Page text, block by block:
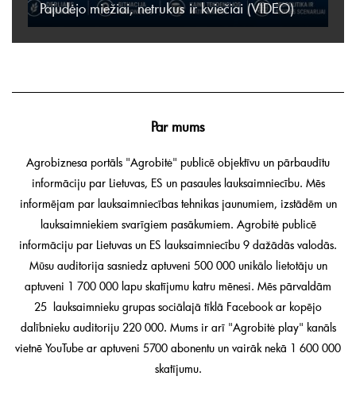
Pajudėjo miežiai, netrukus ir kviečiai (VIDEO)
Par mums
Agrobiznesa portāls "Agrobitė" publicē objektīvu un pārbaudītu
informāciju par Lietuvas, ES un pasaules lauksaimniecību. Mēs
informējam par lauksaimniecības tehnikas jaunumiem, izstādēm un
lauksaimniekiem svarīgiem pasākumiem. Agrobitė publicē
informāciju par Lietuvas un ES lauksaimniecību 9 dažādās valodās.
Mūsu auditorija sasniedz aptuveni 500 000 unikālo lietotāju un
aptuveni 1 700 000 lapu skatījumu katru mēnesi. Mēs pārvaldām
25 lauksaimnieku grupas sociālajā tīklā Facebook ar kopējo
dalībnieku auditoriju 220 000. Mums ir arī "Agrobitė play" kanāls
vietnē YouTube ar aptuveni 5700 abonentu un vairāk nekā 1 600 000
skatījumu.